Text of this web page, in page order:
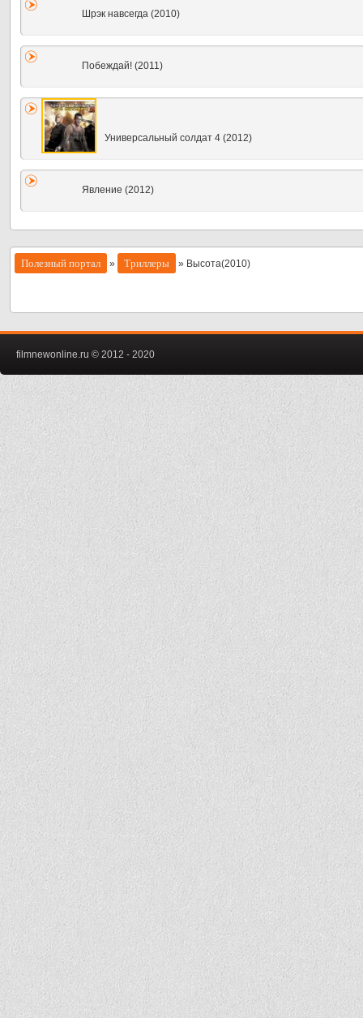
Шрэк навсегда (2010)
Побеждай! (2011)
Универсальный солдат 4 (2012)
Явление (2012)
Полезный портал » Триллеры » Высота(2010)
filmnewonline.ru © 2012 - 2020